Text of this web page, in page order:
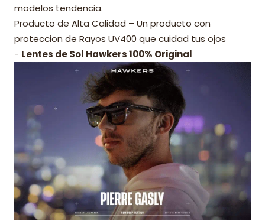
modelos tendencia.
Producto de Alta Calidad – Un producto con
proteccion de Rayos UV400 que cuidad tus ojos
- Lentes de Sol Hawkers 100% Original